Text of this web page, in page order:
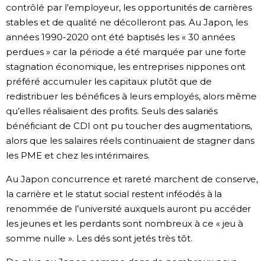
contrôlé par l’employeur, les opportunités de carrières
stables et de qualité ne décolleront pas. Au Japon, les
années 1990-2020 ont été baptisés les « 30 années
perdues » car la période a été marquée par une forte
stagnation économique, les entreprises nippones ont
préféré accumuler les capitaux plutôt que de
redistribuer les bénéfices à leurs employés, alors même
qu’elles réalisaient des profits. Seuls des salariés
bénéficiant de CDI ont pu toucher des augmentations,
alors que les salaires réels continuaient de stagner dans
les PME et chez les intérimaires.
Au Japon concurrence et rareté marchent de conserve,
la carrière et le statut social restent inféodés à la
renommée de l’université auxquels auront pu accéder
les jeunes et les perdants sont nombreux à ce « jeu à
somme nulle ». Les dés sont jetés très tôt.